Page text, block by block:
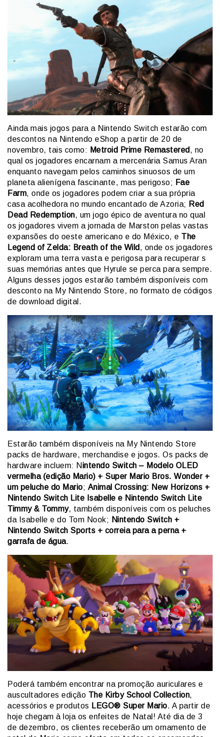
Ainda mais jogos para a Nintendo Switch estarão com
descontos na Nintendo eShop a partir de 20 de
novembro, tais como: Metroid Prime Remastered , no
qual os jogadores encarnam a mercenária Samus Aran
enquanto navegam pelos caminhos sinuosos de um
planeta alienígena fascinante, mas perigoso; Fae
Farm, onde os jogadores podem criar a sua própria
casa acolhedora no mundo encantado de Azoria; Red
Dead Redemption, um jogo épico de aventura no qual
os jogadores vivem a jornada de Marston pelas vastas
expansões do oeste americano e do México, e The
Legend of Zelda: Breath of the Wild , onde os jogadores
exploram uma terra vasta e perigosa para recuperar s
suas memórias antes que Hyrule se perca para sempre.
Alguns desses jogos estarão também disponíveis com
desconto na My Nintendo Store, no formato de códigos
de download digital.
Estarão também disponíveis na My Nintendo Store
packs de hardware, merchandise e jogos. Os packs de
hardware incluem: Nintendo Switch – Modelo OLED
vermelha (edição Mario) + Super Mario Bros. Wonder +
um peluche do Mario; Animal Crossing: New Horizons +
Nintendo Switch Lite Isabelle e Nintendo Switch Lite
Timmy & Tommy, também disponíveis com os peluches
da Isabelle e do Tom Nook; Nintendo Switch +
Nintendo Switch Sports + correia para a perna +
garrafa de água.
Poderá também encontrar na promoção auriculares e
auscultadores edição The Kirby School Collection,
acessórios e produtos LEGO® Super Mario. A partir de
hoje chegam à loja os enfeites de Natal! Até dia de 3
de dezembro, os clientes receberão um ornamento de